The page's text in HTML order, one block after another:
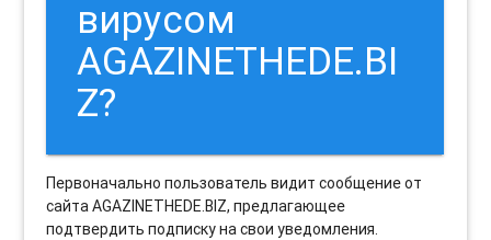
вирусом
AGAZINETHEDE.BI
Z?
Первоначально пользователь видит сообщение от
сайта AGAZINETHEDE.BIZ, предлагающее
подтвердить подписку на свои уведомления.